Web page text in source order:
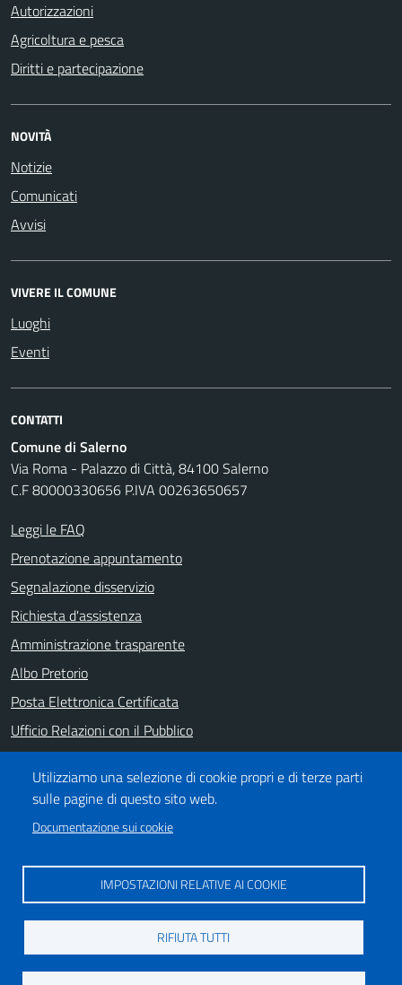
Utilizziamo una selezione di cookie propri e di terze parti
sulle pagine di questo sito web.
Documentazione sui cookie
IMPOSTAZIONI RELATIVE AI COOKIE
RIFIUTA TUTTI
Autorizzazioni
Agricoltura e pesca
Diritti e partecipazione
NOVITÀ
Notizie
Comunicati
Avvisi
VIVERE IL COMUNE
Luoghi
Eventi
CONTATTI
Comune di Salerno
Via Roma - Palazzo di Città, 84100 Salerno
C.F 80000330656 P.IVA 00263650657
Leggi le FAQ
Prenotazione appuntamento
Segnalazione disservizio
Richiesta d'assistenza
Amministrazione trasparente
Albo Pretorio
Posta Elettronica Certificata
Ufficio Relazioni con il Pubblico
Note legali
Informativa privacy